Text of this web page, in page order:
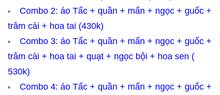
Combo 2: áo Tấc + quần + mấn + ngọc + guốc +
trâm cài + hoa tai (430k)
Combo 3: áo Tấc + quần + mấn + ngọc + guốc +
trâm cài + hoa tai + quạt + ngọc bội + hoa sen (
530k)
Combo 4: áo Tấc + quần + mấn + ngọc + guốc +